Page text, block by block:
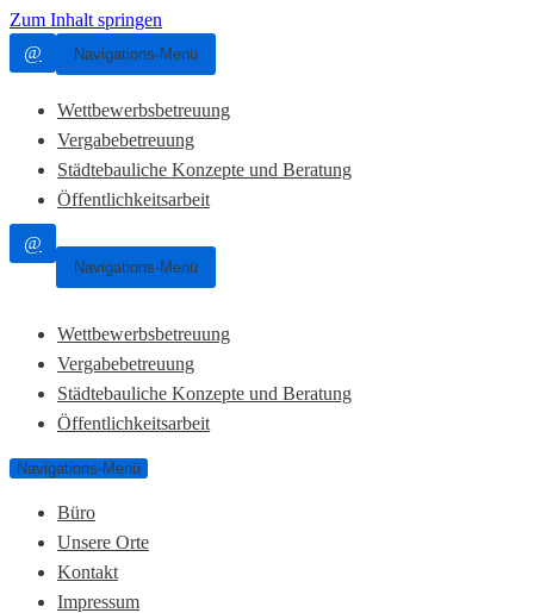
Zum Inhalt springen
@
Navigations-Menü
Wettbewerbsbetreuung
Vergabebetreuung
Städtebauliche Konzepte und Beratung
Öffentlichkeitsarbeit
@
Navigations-Menü
Wettbewerbsbetreuung
Vergabebetreuung
Städtebauliche Konzepte und Beratung
Öffentlichkeitsarbeit
Navigations-Menü
Büro
Unsere Orte
Kontakt
Impressum